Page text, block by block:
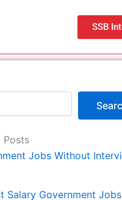
SSB
Posts
Jobs Without
Salary Government